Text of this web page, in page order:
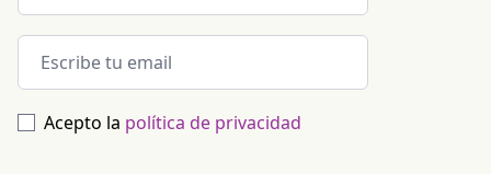
Acepto la política de privacidad